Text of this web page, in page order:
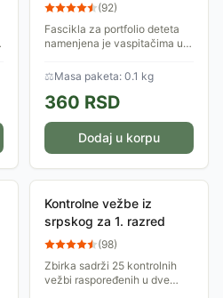
(92)
Fascikla za portfolio deteta
namenjena je vaspitačima u
dodatak je radnim listovima.
⚖Masa paketa: 0.1 kg
360 RSD
Dodaj u korpu
Kontrolne vežbe iz
srpskog za 1. razred
(98)
Zbirka sadrži 25 kontrolnih
vežbi raspoređenih u dve